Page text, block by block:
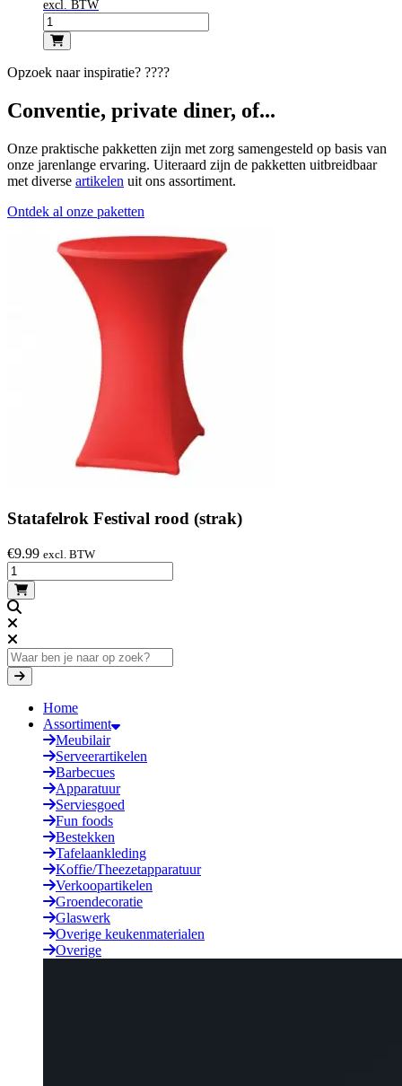
excl. BTW
Opzoek naar inspiratie? ????
Conventie, private diner, of...
Onze praktische pakketten zijn met zorg samengesteld op basis van
onze jarenlange ervaring. Uiteraard zijn de pakketten uitbreidbaar
met diverse artikelen uit ons assortiment.
Ontdek al onze paketten
Statafelrok Festival rood (strak)
€9.99 excl. BTW
Home
Assortiment
Meubilair
Serveerartikelen
Barbecues
Apparatuur
Serviesgoed
Fun foods
Bestekken
Tafelaankleding
Koffie/Theezetapparatuur
Verkoopartikelen
Groendecoratie
Glaswerk
Overige keukenmaterialen
Overige